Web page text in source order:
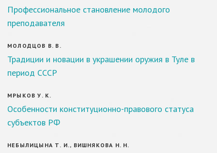
Профессиональное становление молодого
преподавателя
МОЛОДЦОВ В. В.
Традиции и новации в украшении оружия в Туле в
период СССР
МРЫКОВ У. К.
Особенности конституционно-правового статуса
субъектов РФ
НЕБЫЛИЦЫНА Т. И., ВИШНЯКОВА Н. Н.